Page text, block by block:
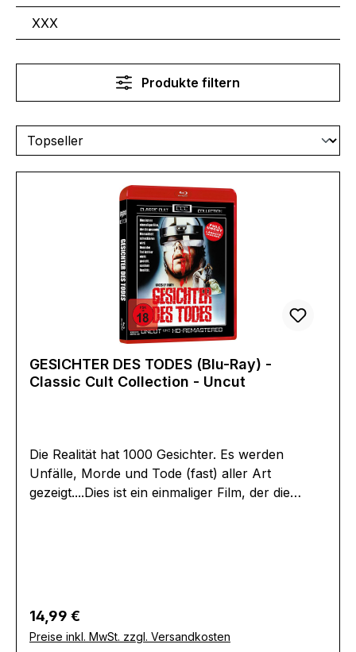
XXX
Produkte filtern
GESICHTER DES TODES (Blu-Ray) -
Classic Cult Collection - Uncut
Die Realität hat 1000 Gesichter. Es werden
Unfälle, Morde und Tode (fast) aller Art
gezeigt....Dies ist ein einmaliger Film, der die
utsch Dolby Digital 2.0Englisch Dolby
Digital 2.0Untertitel:DeutschBildformat(e):1,85
Regulärer Preis:
14,99 €
Preise inkl. MwSt. zzgl. Versandkosten